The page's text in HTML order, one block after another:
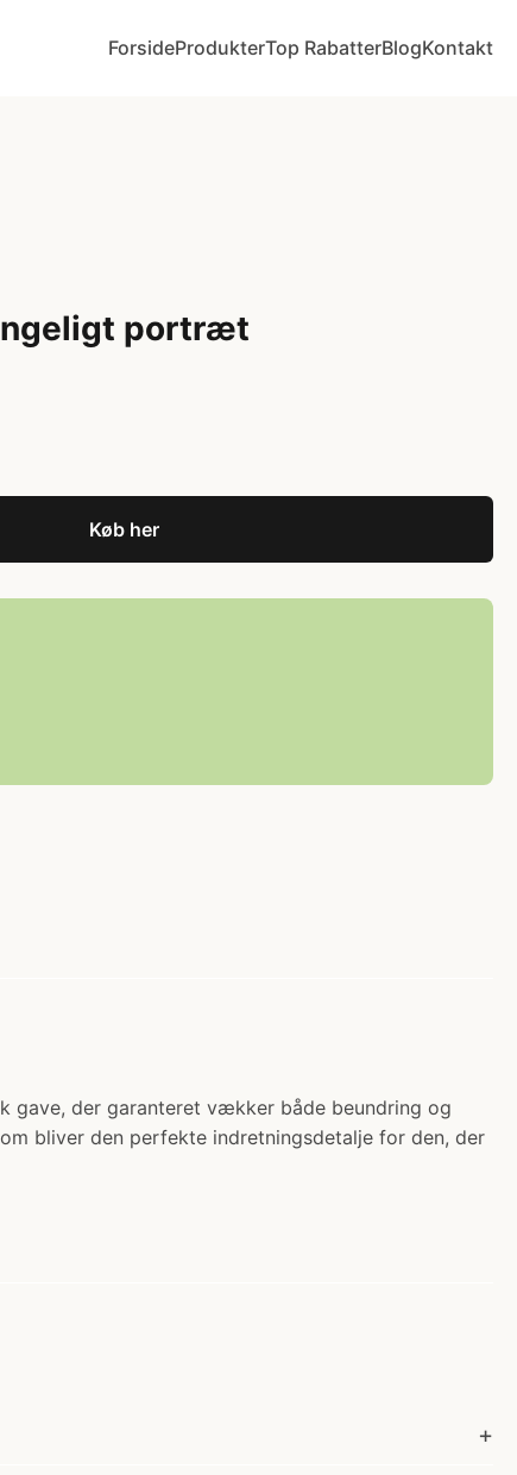
ForsideProdukterTop RabatterBlogKontakt
portræt
Køb her
gave, der garanteret vækker både beundring og
bliver den perfekte indretningsdetalje for den, der